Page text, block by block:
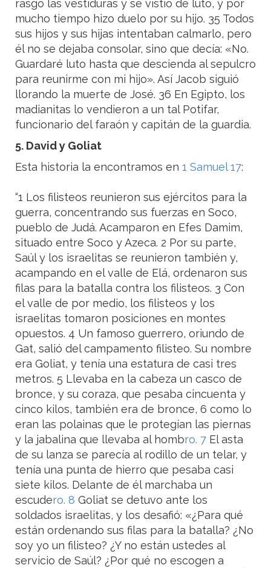
rasgó las vestiduras y se vistió de luto, y por
mucho tiempo hizo duelo por su hijo. 35 Todos
sus hijos y sus hijas intentaban calmarlo, pero
él no se dejaba consolar, sino que decía: «No.
Guardaré luto hasta que descienda al sepulcro
para reunirme con mi hijo». Así Jacob siguió
llorando la muerte de José. 36 En Egipto, los
madianitas lo vendieron a un tal Potifar,
funcionario del faraón y capitán de la guardia.
5. David y Goliat
Esta historia la encontramos en 1 Samuel 17:
“1 Los filisteos reunieron sus ejércitos para la
guerra, concentrando sus fuerzas en Soco,
pueblo de Judá. Acamparon en Efes Damim,
situado entre Soco y Azeca. 2 Por su parte,
Saúl y los israelitas se reunieron también y,
acampando en el valle de Elá, ordenaron sus
filas para la batalla contra los filisteos. 3 Con
el valle de por medio, los filisteos y los
israelitas tomaron posiciones en montes
opuestos. 4 Un famoso guerrero, oriundo de
Gat, salió del campamento filisteo. Su nombre
era Goliat, y tenía una estatura de casi tres
metros. 5 Llevaba en la cabeza un casco de
bronce, y su coraza, que pesaba cincuenta y
cinco kilos, también era de bronce, 6 como lo
eran las polainas que le protegían las piernas
y la jabalina que llevaba al hombro. 7 El asta
de su lanza se parecía al rodillo de un telar, y
tenía una punta de hierro que pesaba casi
siete kilos. Delante de él marchaba un
escudero. 8 Goliat se detuvo ante los
soldados israelitas, y los desafió: «¿Para qué
están ordenando sus filas para la batalla? ¿No
soy yo un filisteo? ¿Y no están ustedes al
servicio de Saúl? ¿Por qué no escogen a